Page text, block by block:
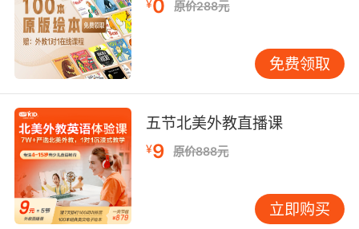
¥0 原价288元
免费领取
五节北美外教直播课
¥9 原价888元
立即购买